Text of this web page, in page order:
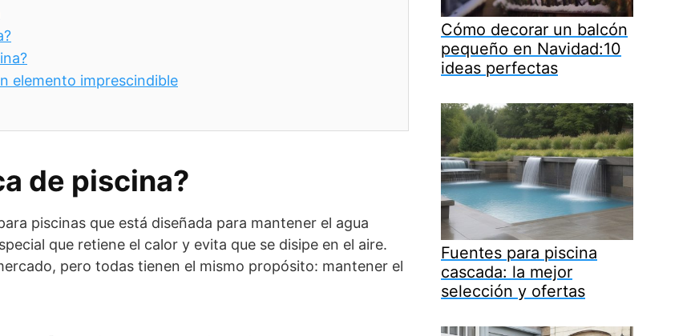
elemento imprescindible
de piscina?
piscinas que está diseñada para mantener el agua
que retiene el calor y evita que se disipe en el aire.
pero todas tienen el mismo propósito: mantener el
Cómo decorar un balcón
pequeño en Navidad:10
ideas perfectas
Fuentes para piscina
cascada: la mejor
selección y ofertas